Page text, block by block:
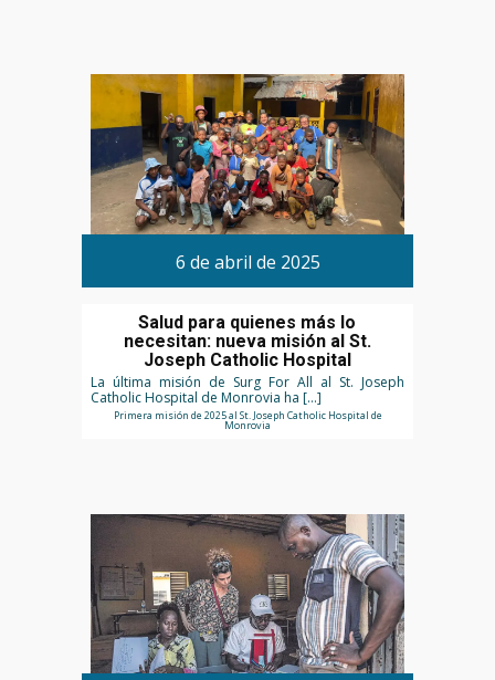
6 de abril de 2025
Salud para quienes más lo
necesitan: nueva misión al St.
Joseph Catholic Hospital
La última misión de Surg For All al St. Joseph
Catholic Hospital de Monrovia ha […]
Primera misión de 2025 al St. Joseph Catholic Hospital de
Monrovia